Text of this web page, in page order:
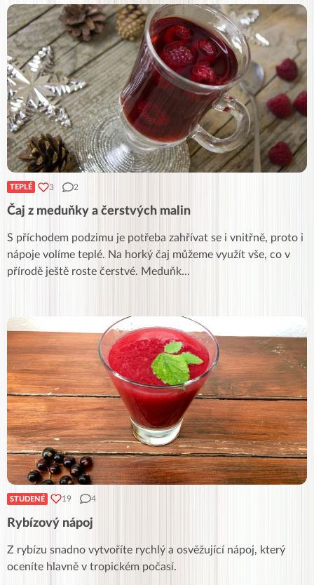
TEPLÉ 3 2
Čaj z meduňky a čerstvých malin
S příchodem podzimu je potřeba zahřívat se i vnitřně, proto i
nápoje volíme teplé. Na horký čaj můžeme využít vše, co v
přírodě ještě roste čerstvé. Meduňk...
STUDENÉ 19 4
Rybízový nápoj
Z rybízu snadno vytvoříte rychlý a osvěžující nápoj, který
oceníte hlavně v tropickém počasí.